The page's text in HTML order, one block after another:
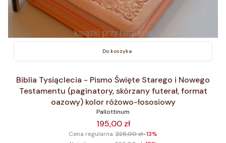
Do koszyka
Biblia Tysiąclecia - Pismo Święte Starego i Nowego
Testamentu (paginatory, skórzany futerał, format
oazowy) kolor różowo-łososiowy
Pallottinum
195,00 zł
Cena regularna:225,00 zł-13%